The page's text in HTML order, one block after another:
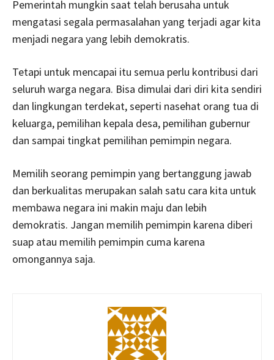
Pemerintah mungkin saat telah berusaha untuk
mengatasi segala permasalahan yang terjadi agar kita
menjadi negara yang lebih demokratis.
Tetapi untuk mencapai itu semua perlu kontribusi dari
seluruh warga negara. Bisa dimulai dari diri kita sendiri
dan lingkungan terdekat, seperti nasehat orang tua di
keluarga, pemilihan kepala desa, pemilihan gubernur
dan sampai tingkat pemilihan pemimpin negara.
Memilih seorang pemimpin yang bertanggung jawab
dan berkualitas merupakan salah satu cara kita untuk
membawa negara ini makin maju dan lebih
demokratis. Jangan memilih pemimpin karena diberi
suap atau memilih pemimpin cuma karena
omongannya saja.